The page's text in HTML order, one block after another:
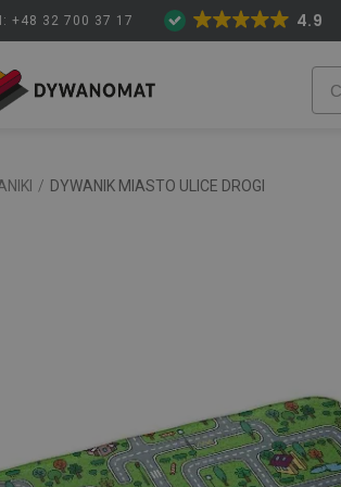
+48 32 700 37 17 4.9
/ DYWANIK MIASTO ULICE DROGI